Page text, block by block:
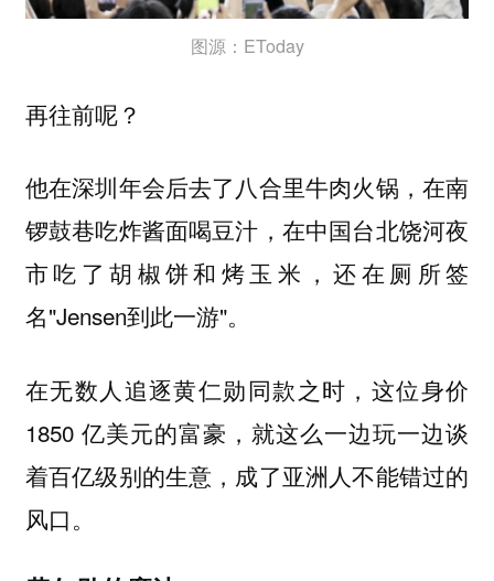
图源：EToday
再往前呢？
他在深圳年会后去了八合里牛肉火锅，在南
锣鼓巷吃炸酱面喝豆汁，在中国台北饶河夜
市吃了胡椒饼和烤玉米，还在厕所签
名"Jensen到此一游"。
在无数人追逐黄仁勋同款之时，这位身价
1850 亿美元的富豪，就这么一边玩一边谈
着百亿级别的生意，成了亚洲人不能错过的
风口。